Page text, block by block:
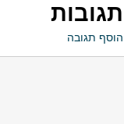
תגובות
הוסף תגובה